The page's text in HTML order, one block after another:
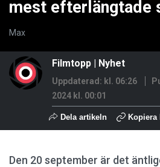
mest efterlängtade
Max
Filmtopp | Nyhet
Uppdaterad: kl. 06:26
2024 kl. 00:01
Dela artikeln Kopiera
Den 20 september är det